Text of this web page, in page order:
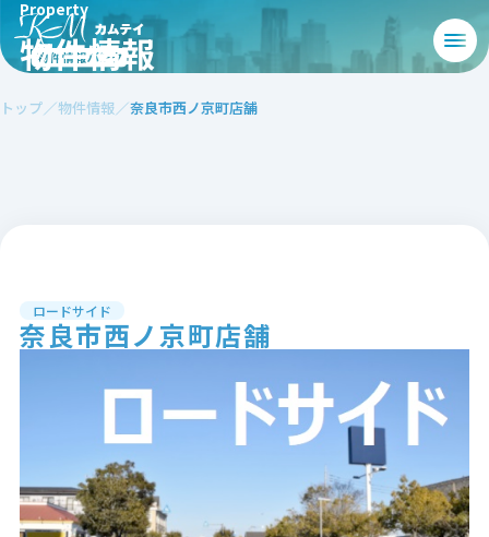
Property
物件情報
トップ 物件情報 奈良市西ノ京町店舗
ロードサイド
奈良市西ノ京町店舗